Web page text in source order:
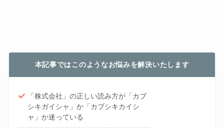
本記事ではこのようなお悩みを解決いたします
「株式会社」の正しい読み方が「カブ
シキガイシャ」か「カブシキカイシ
ャ」か迷っている